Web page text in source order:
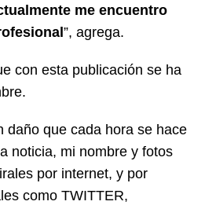
me encuentro
”, agrega.
con esta publicación se ha
daño que cada hora se hace
noticia, mi nombre y fotos
por internet, y por
como TWITTER,